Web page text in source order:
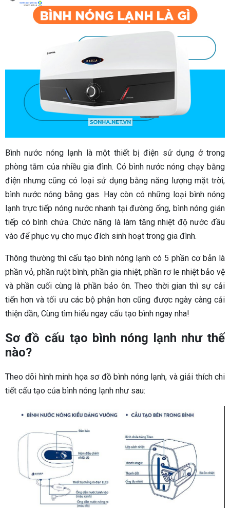
Bình nước nóng lạnh là một thiết bị điện sử dụng ở trong
phòng tắm của nhiều gia đình. Có bình nước nóng chạy bằng
điện nhưng cũng có loại sử dụng bằng năng lượng mặt trời,
bình nước nóng bằng gas. Hay còn có những loại bình nóng
lạnh trực tiếp nóng nước nhanh tại đường ống, bình nóng gián
tiếp có bình chứa. Chức năng là làm tăng nhiệt độ nước đầu
vào để phục vụ cho mục đích sinh hoạt trong gia đình.
Thông thường thì cấu tạo bình nóng lạnh có 5 phần cơ bản là
phần vỏ, phần ruột bình, phần gia nhiệt, phần rơ le nhiệt bảo vệ
và phần cuối cùng là phần bảo ôn. Theo thời gian thì sự cải
tiến hơn và tối ưu các bộ phận hơn cũng được ngày càng cải
thiện dần, Cùng tìm hiểu ngay cấu tạo bình ngay nha!
Sơ đồ cấu tạo bình nóng lạnh như thế
nào?
Theo dõi hình minh họa sơ đồ bình nóng lạnh, và giải thích chi
tiết cấu tạo của bình nóng lạnh như sau: